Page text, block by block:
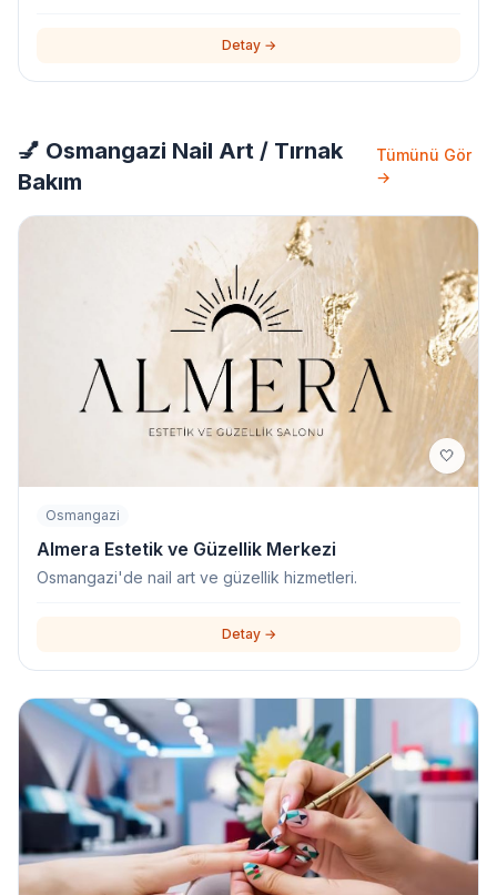
Detay →
💅 Osmangazi Nail Art / Tırnak
Bakım
Tümünü Gör
→
🤍
Osmangazi
Almera Estetik ve Güzellik Merkezi
Osmangazi'de nail art ve güzellik hizmetleri.
Detay →